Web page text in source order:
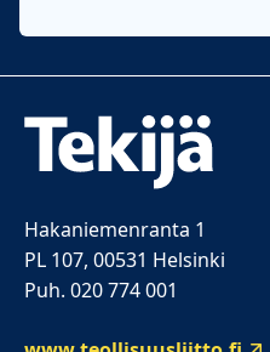
Hakaniemenranta 1
PL 107, 00531 Helsinki
Puh. 020 774 001